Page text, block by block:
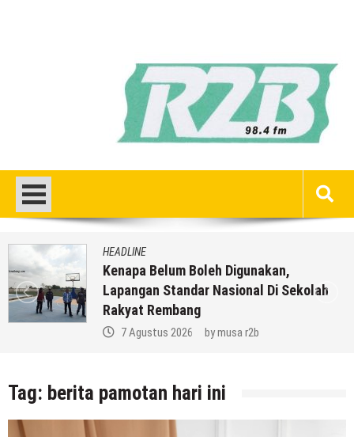
HEADLINE
Kenapa Belum Boleh Digunakan,
Lapangan Standar Nasional Di Sekolah
Rakyat Rembang
7 Agustus 2026 bymusa r2b
Tag: berita pamotan hari ini